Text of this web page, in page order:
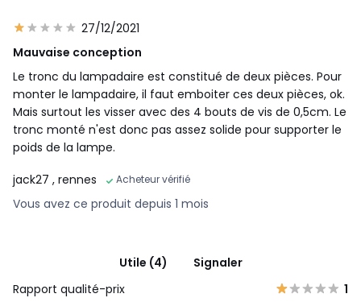
27/12/2021
Mauvaise conception
Le tronc du lampadaire est constitué de deux pièces. Pour
monter le lampadaire, il faut emboiter ces deux pièces, ok.
Mais surtout les visser avec des 4 bouts de vis de 0,5cm. Le
tronc monté n'est donc pas assez solide pour supporter le
poids de la lampe.
jack27 , rennes Acheteur vérifié
Vous avez ce produit depuis 1 mois
Utile (4)
Signaler
Rapport qualité-prix
1